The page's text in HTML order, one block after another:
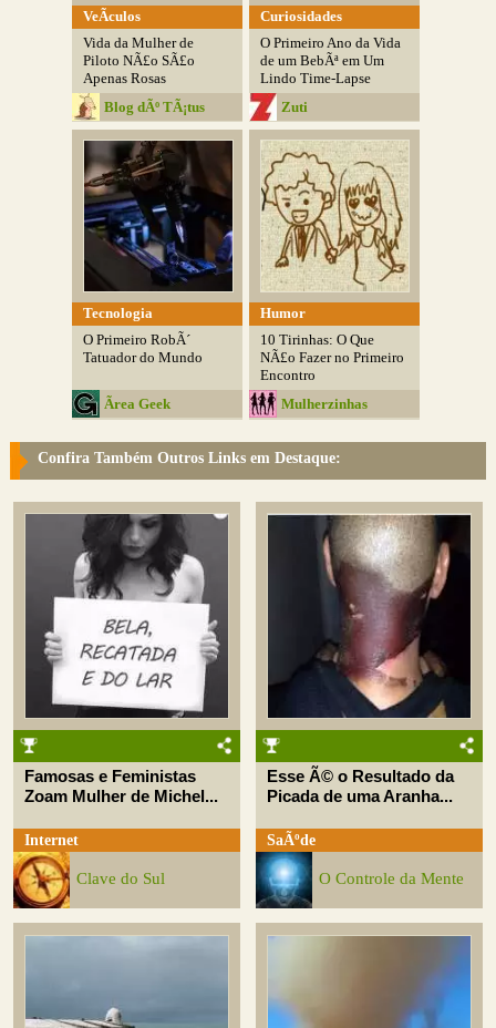
VeÃ­culos
Vida da Mulher de
Piloto NÃ£o SÃ£o
Apenas Rosas
Blog dÃº TÃ¡tus
Curiosidades
O Primeiro Ano da Vida
de um BebÃª em Um
Lindo Time-Lapse
Zuti
Tecnologia
O Primeiro RobÃ´
Tatuador do Mundo
Ãrea Geek
Humor
10 Tirinhas: O Que
NÃ£o Fazer no Primeiro
Encontro
Mulherzinhas
Confira Também Outros Links em Destaque:
Famosas e Feministas
Zoam Mulher de Michel...
Internet
Clave do Sul
Esse Ã© o Resultado da
Picada de uma Aranha...
SaÃºde
O Controle da Mente